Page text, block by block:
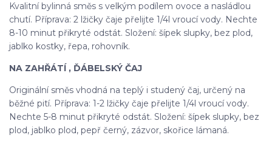
Kvalitní bylinná směs s velkým podílem ovoce a nasládlou
chutí. Příprava: 2 lžičky čaje přelijte 1/4l vroucí vody. Nechte
8-10 minut přikryté odstát. Složení: šípek slupky, bez plod,
jablko kostky, řepa, rohovník.
NA ZAHŘÁTÍ , ĎÁBELSKÝ ČAJ
Originální směs vhodná na teplý i studený čaj, určený na
běžné pití. Příprava: 1-2 lžičky čaje přelijte 1/4l vroucí vody.
Nechte 5-8 minut přikryté odstát. Složení: šípek slupky, bez
plod, jablko plod, pepř černý, zázvor, skořice lámaná.